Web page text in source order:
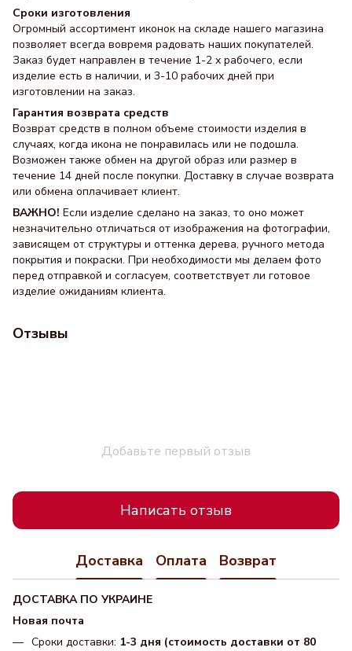
Сроки изготовления
Огромный ассортимент иконок на складе нашего магазина
позволяет всегда вовремя радовать наших покупателей.
Заказ будет направлен в течение 1-2 х рабочего, если
изделие есть в наличии, и 3-10 рабочих дней при
изготовлении на заказ.
Гарантия возврата средств
Возврат средств в полном объеме стоимости изделия в
случаях, когда икона не понравилась или не подошла.
Возможен также обмен на другой образ или размер в
течение 14 дней после покупки. Доставку в случае возврата
или обмена оплачивает клиент.
ВАЖНО! Если изделие сделано на заказ, то оно может
незначительно отличаться от изображения на фотографии,
зависящем от структуры и оттенка дерева, ручного метода
покрытия и покраски. При необходимости мы делаем фото
перед отправкой и согласуем, соответствует ли готовое
изделие ожиданиям клиента.
Отзывы
Добавьте первый отзыв
Написать отзыв
Доставка Оплата Возврат
ДОСТАВКА ПО УКРАИНЕ
Новая почта
Сроки доставки: 1-3 дня (стоимость доставки от 80